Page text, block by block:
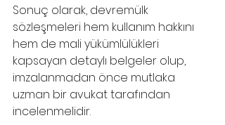
Sonuç olarak, devremülk
sözleşmeleri hem kullanım hakkını
hem de mali yükümlülükleri
kapsayan detaylı belgeler olup,
imzalanmadan önce mutlaka
uzman bir avukat tarafından
incelenmelidir.